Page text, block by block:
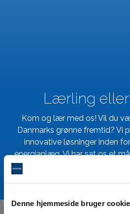
Denne hjemmeside bruger
Lærling eller
Kom og lær med os! Vil du
Danmarks grønne fremtid? Vi
innovative løsninger inden
energianlæg. Vi har sat os et
inden for al den infrastruktur